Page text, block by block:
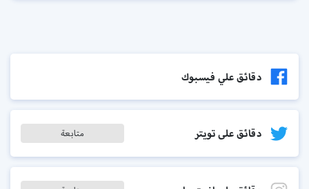
دقائق علي فيسبوك
دقائق على تويتر متابعة